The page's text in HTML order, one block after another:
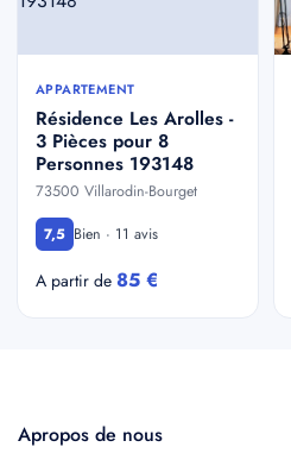
APPARTEMENT
Résidence Les Arolles -
3 Pièces pour 8
Personnes 193148
73500 Villarodin-Bourget
7,5 Bien · 11 avis
A partir de 85 €
Apropos de nous